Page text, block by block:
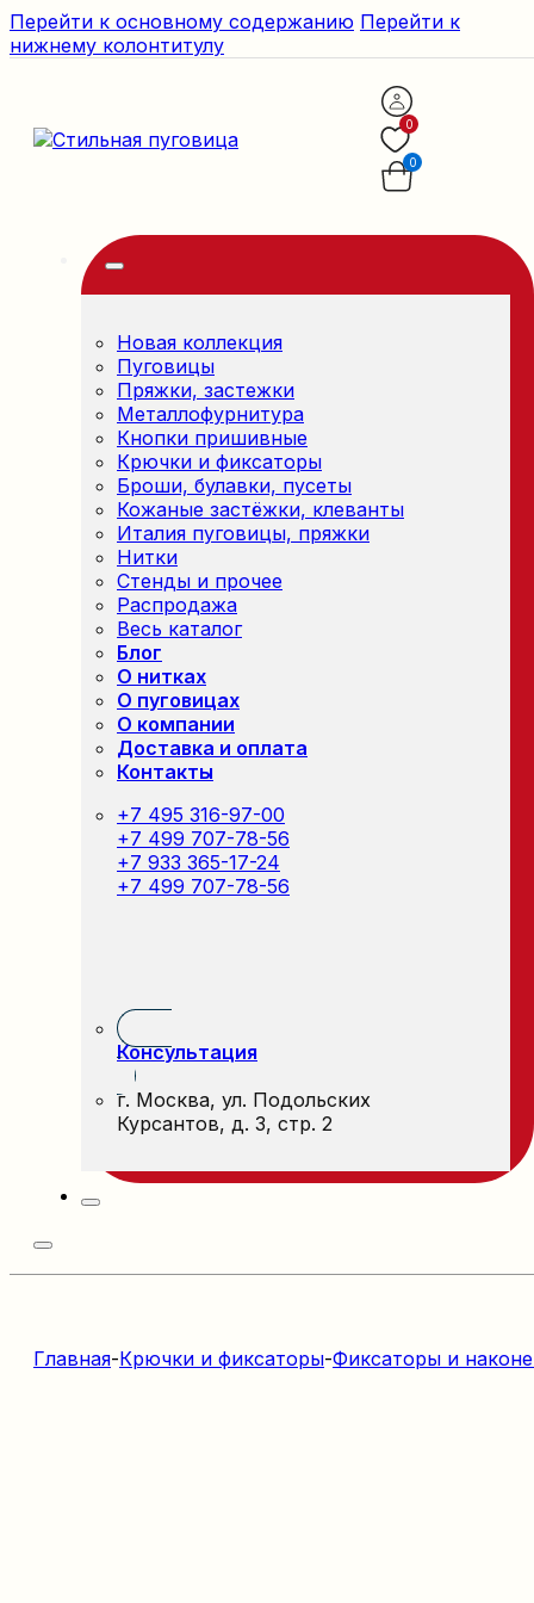
Перейти к основному содержанию Перейти к
нижнему колонтитулу
0
0
Новая коллекция
Пуговицы
Пряжки, застежки
Металлофурнитура
Кнопки пришивные
Крючки и фиксаторы
Броши, булавки, пусеты
Кожаные застёжки, клеванты
Италия пуговицы, пряжки
Нитки
Стенды и прочее
Распродажа
Весь каталог
Блог
О нитках
О пуговицах
О компании
Доставка и оплата
Контакты
+7 495 316-97-00
+7 499 707-78-56
+7 933 365-17-24
+7 499 707-78-56
Консультация
г. Москва, ул. Подольских
Курсантов, д. 3, стр. 2
Главная-Крючки и фиксаторы-Фиксаторы и